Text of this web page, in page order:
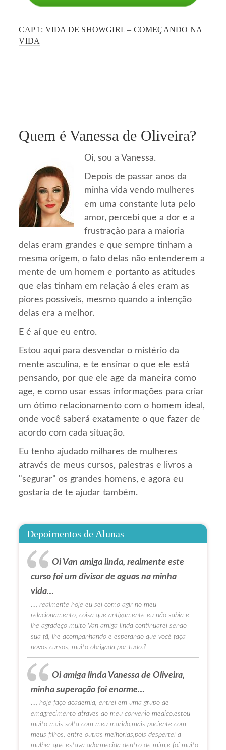
CAP 1: VIDA DE SHOWGIRL – COMEÇANDO NA
VIDA
Quem é Vanessa de Oliveira?
Oi, sou a Vanessa.
Depois de passar anos da
minha vida vendo mulheres
em uma constante luta pelo
amor, percebi que a dor e a
frustração para a maioria
delas eram grandes e que sempre tinham a
mesma origem, o fato delas não entenderem a
mente de um homem e portanto as atitudes
que elas tinham em relação á eles eram as
piores possíveis, mesmo quando a intenção
delas era a melhor.
E é aí que eu entro.
Estou aqui para desvendar o mistério da
mente asculina, e te ensinar o que ele está
pensando, por que ele age da maneira como
age, e como usar essas informações para criar
um ótimo relacionamento com o homem ideal,
onde você saberá exatamente o que fazer de
acordo com cada situação.
Eu tenho ajudado milhares de mulheres
através de meus cursos, palestras e livros a
"segurar" os grandes homens, e agora eu
gostaria de te ajudar também.
Depoimentos de Alunas
Oi Van amiga linda, realmente este
curso foi um divisor de aguas na minha
vida…
…, realmente hoje eu sei como agir no meu
relacionamento, coisa que antigamente eu não sabia e
lhe agradeço muito Van amiga linda continuarei sendo
sua fã, lhe acompanhando e esperando que você faça
novos cursos, muito obrigada por tudo.?
Oi amiga linda Vanessa de Oliveira,
minha superação foi enorme…
…, hoje faço academia, entrei em uma grupo de
emagrecimento atraves do meu convenio medico,estou
muito mais solta com meu marido,mais paciente com
meus filhos, entre outras melhorias,pois despertei a
mulher que estava adormecida dentro de mim,e foi muito